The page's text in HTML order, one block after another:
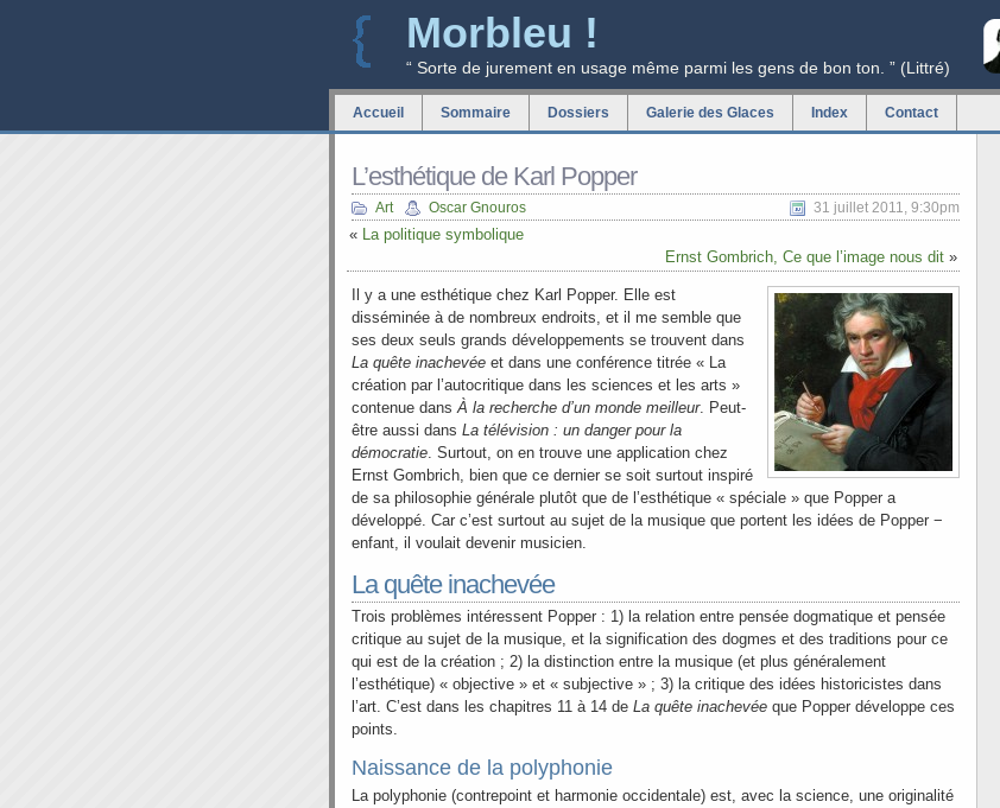
Morbleu !
“ Sorte de jurement en usage même parmi les gens de bon ton. ” (Littré)
Accueil Sommaire Dossiers Galerie des Glaces Index Contact
L’esthétique de Karl Popper
Art Oscar Gnouros 31 juillet 2011, 9:30pm
« La politique symbolique
Ernst Gombrich, Ce que l’image nous dit »
Il y a une esthétique chez Karl Popper. Elle est
disséminée à de nombreux endroits, et il me semble que
ses deux seuls grands développements se trouvent dans
La quête inachevée et dans une conférence titrée « La
création par l’autocritique dans les sciences et les arts »
contenue dans À la recherche d’un monde meilleur. Peut-
être aussi dans La télévision : un danger pour la
démocratie. Surtout, on en trouve une application chez
Ernst Gombrich, bien que ce dernier se soit surtout inspiré
de sa philosophie générale plutôt que de l’esthétique « spéciale » que Popper a
développé. Car c’est surtout au sujet de la musique que portent les idées de Popper −
enfant, il voulait devenir musicien.
La quête inachevée
Trois problèmes intéressent Popper : 1) la relation entre pensée dogmatique et pensée
critique au sujet de la musique, et la signification des dogmes et des traditions pour ce
qui est de la création ; 2) la distinction entre la musique (et plus généralement
l’esthétique) « objective » et « subjective » ; 3) la critique des idées historicistes dans
l’art. C’est dans les chapitres 11 à 14 de La quête inachevée que Popper développe ces
points.
Naissance de la polyphonie
La polyphonie (contrepoint et harmonie occidentale) est, avec la science, une originalité